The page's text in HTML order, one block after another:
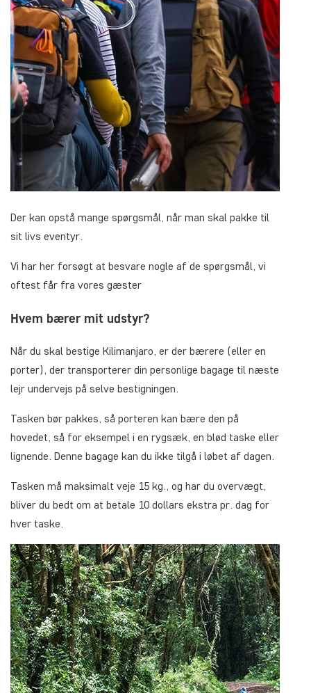
Der kan opstå mange spørgsmål, når man skal pakke til
sit livs eventyr.
Vi har her forsøgt at besvare nogle af de spørgsmål, vi
oftest får fra vores gæster
Hvem bærer mit udstyr?
Når du skal bestige Kilimanjaro, er der bærere (eller en
porter), der transporterer din personlige bagage til næste
lejr undervejs på selve bestigningen.
Tasken bør pakkes, så porteren kan bære den på
hovedet, så for eksempel i en rygsæk, en blød taske eller
lignende. Denne bagage kan du ikke tilgå i løbet af dagen.
Tasken må maksimalt veje 15 kg., og har du overvægt,
bliver du bedt om at betale 10 dollars ekstra pr. dag for
hver taske.